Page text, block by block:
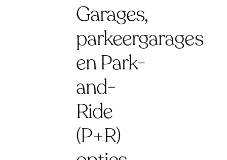
Garages,
parkeergarages
en Park-
and-
Ride
(P+R)